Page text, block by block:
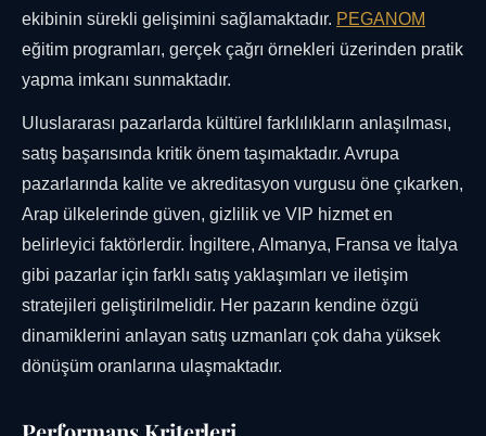
ekibinin sürekli gelişimini sağlamaktadır. PEGANOM
eğitim programları, gerçek çağrı örnekleri üzerinden pratik
yapma imkanı sunmaktadır.
Uluslararası pazarlarda kültürel farklılıkların anlaşılması,
satış başarısında kritik önem taşımaktadır. Avrupa
pazarlarında kalite ve akreditasyon vurgusu öne çıkarken,
Arap ülkelerinde güven, gizlilik ve VIP hizmet en
belirleyici faktörlerdir. İngiltere, Almanya, Fransa ve İtalya
gibi pazarlar için farklı satış yaklaşımları ve iletişim
stratejileri geliştirilmelidir. Her pazarın kendine özgü
dinamiklerini anlayan satış uzmanları çok daha yüksek
dönüşüm oranlarına ulaşmaktadır.